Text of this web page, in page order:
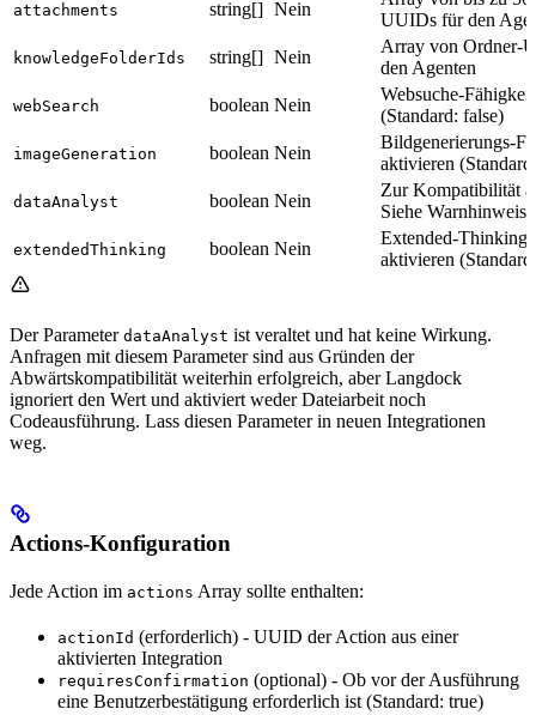
attachments string[] Nein
UUIDs für den
knowledgeFolderIds string[] Nein
Array von Ordner-
den Agenten
webSearch boolean Nein
Websuche-
(Standard: false)
imageGeneration boolean Nein
Bildgenerierungs-
aktivieren
dataAnalyst boolean Nein
Zur Kompatibilität
Siehe Warnhinweis
extendedThinking boolean Nein
Extended-
aktivieren
Der Parameter dataAnalyst ist veraltet und hat keine Wirkung.
Anfragen mit diesem Parameter sind aus Gründen der
Abwärtskompatibilität weiterhin erfolgreich, aber Langdock
ignoriert den Wert und aktiviert weder Dateiarbeit noch
Codeausführung. Lass diesen Parameter in neuen Integrationen
weg.
Actions-Konfiguration
Jede Action im actions Array sollte enthalten:
actionId (erforderlich) - UUID der Action aus einer
aktivierten Integration
requiresConfirmation (optional) - Ob vor der Ausführung
eine Benutzerbestätigung erforderlich ist (Standard: true)